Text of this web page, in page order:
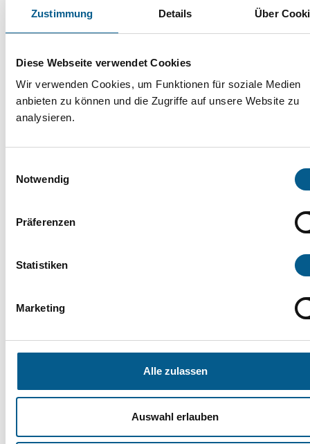
Zustimmung Details Über
Diese Webseite verwendet Cookies
Wir verwenden Cookies, um Funktionen für soziale Medien
anbieten zu können und die Zugriffe auf unsere Website zu
analysieren.
Notwendig
Präferenzen
Statistiken
Marketing
Alle zulassen
Auswahl erlauben
stärken Freiwilligenarbeit
Jazz trifft Hannoverschen Barock
08.04.2025
Mit einer für den
modernen Jazz
ungewöhnlichen